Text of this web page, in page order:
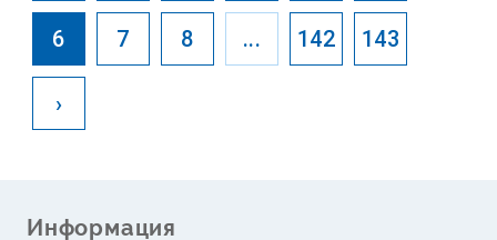
6 7 8 ... 142 143
›
Информация